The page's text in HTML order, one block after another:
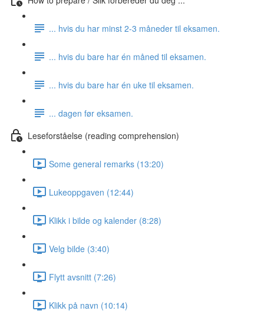
... hvis du har minst 2-3 måneder til eksamen.
... hvis du bare har én måned til eksamen.
... hvis du bare har én uke til eksamen.
... dagen før eksamen.
Leseforståelse (reading comprehension)
Some general remarks (13:20)
Lukeoppgaven (12:44)
Klikk i bilde og kalender (8:28)
Velg bilde (3:40)
Flytt avsnitt (7:26)
Klikk på navn (10:14)